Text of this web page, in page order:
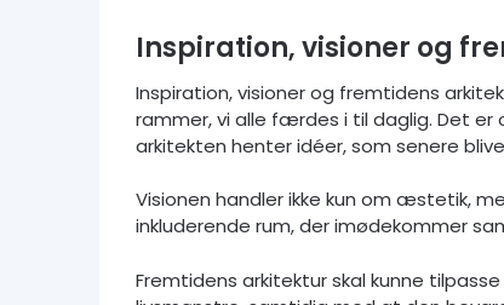
Inspiration, visioner og
Inspiration, visioner og fremtidens
rammer, vi alle færdes i til daglig. Det
arkitekten henter idéer, som senere
Visionen handler ikke kun om æstetik,
inkluderende rum, der imødekommer
Fremtidens arkitektur skal kunne